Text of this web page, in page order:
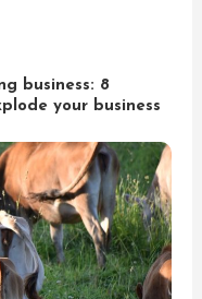
business: 8
your business